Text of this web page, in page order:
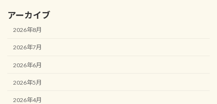
アーカイブ
2026年8月
2026年7月
2026年6月
2026年5月
2026年4月